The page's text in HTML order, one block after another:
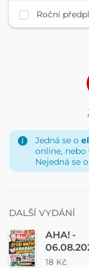
Roční
Jedná se o
online, nebo
Nejedná se
DALŠÍ VYDÁNÍ
AHA! -
18 Kč